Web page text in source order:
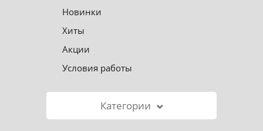
Новинки
Хиты
Акции
Условия работы
Категории